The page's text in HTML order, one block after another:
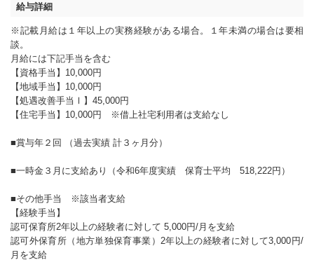
給与詳細
※記載月給は１年以上の実務経験がある場合。１年未満の場合は要相
談。
月給には下記手当を含む
【資格手当】10,000円
【地域手当】10,000円
【処遇改善手当Ⅰ】45,000円
【住宅手当】10,000円 ※借上社宅利用者は支給なし
■賞与年２回 （過去実績 計３ヶ月分）
■一時金３月に支給あり（令和6年度実績 保育士平均 518,222円）
■その他手当 ※該当者支給
【経験手当】
認可保育所2年以上の経験者に対して 5,000円/月を支給
認可外保育所（地方単独保育事業）2年以上の経験者に対して3,000円/
月を支給